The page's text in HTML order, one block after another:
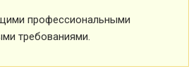
профессиональными
требованиями.